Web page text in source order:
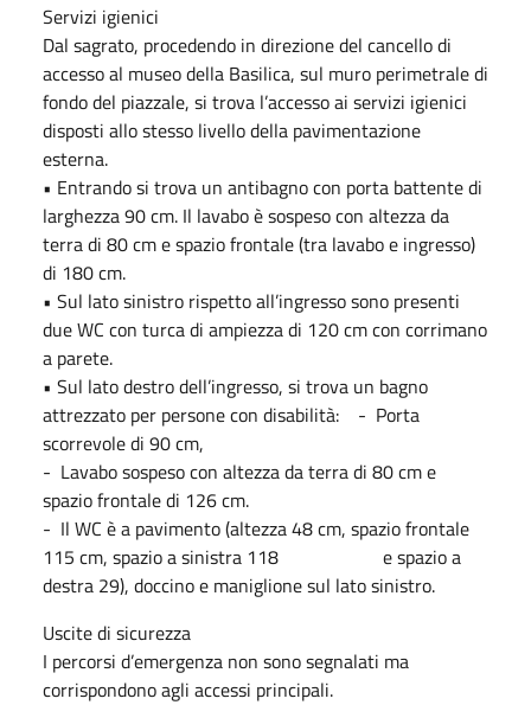
Servizi igienici
Dal sagrato, procedendo in direzione del cancello di
accesso al museo della Basilica, sul muro perimetrale di
fondo del piazzale, si trova l’accesso ai servizi igienici
disposti allo stesso livello della pavimentazione
esterna.
• Entrando si trova un antibagno con porta battente di
larghezza 90 cm. Il lavabo è sospeso con altezza da
terra di 80 cm e spazio frontale (tra lavabo e ingresso)
di 180 cm.
• Sul lato sinistro rispetto all’ingresso sono presenti
due WC con turca di ampiezza di 120 cm con corrimano
a parete.
• Sul lato destro dell’ingresso, si trova un bagno
attrezzato per persone con disabilità: - Porta
scorrevole di 90 cm,
- Lavabo sospeso con altezza da terra di 80 cm e
spazio frontale di 126 cm.
- Il WC è a pavimento (altezza 48 cm, spazio frontale
115 cm, spazio a sinistra 118 e spazio a
destra 29), doccino e maniglione sul lato sinistro.
Uscite di sicurezza
I percorsi d’emergenza non sono segnalati ma
corrispondono agli accessi principali.